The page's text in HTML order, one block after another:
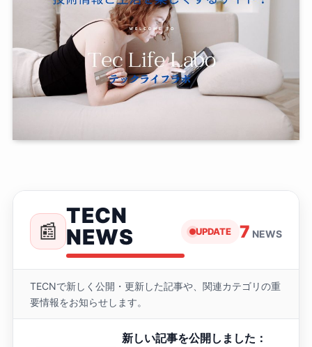
📰
TECN
NEWS
UPDATE 7 NEWS
TECNで新しく公開・更新した記事や、関連カテゴリの重
要情報をお知らせします。
新しい記事を公開しました：